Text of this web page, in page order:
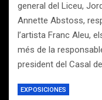
general del Liceu,
Annette Abstoss,
l’artista Franc Aleu,
més de la
president del Casal
EXPOSICIONES